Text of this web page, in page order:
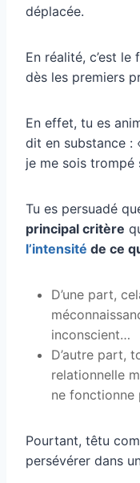
déplacée.
En réalité, c’est
dès les premiers
En effet, tu es
dit en substance :
je me sois trompé
Tu es persuadé
principal critère
l’intensité de ce
D’une part,
inconscient…
D’autre part,
relationnelle
ne fonctionne
Pourtant, têtu
persévérer dans